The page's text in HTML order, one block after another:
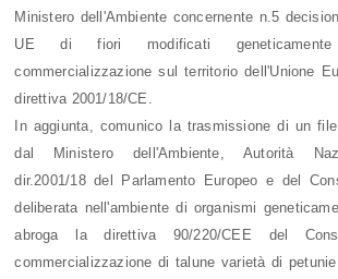
Ministero dell'Ambiente concernente n.5
UE di fiori modificati
commercializzazione sul territorio dell'Unione
direttiva 2001/18/CE.
In aggiunta, comunico la trasmissione di un
dal Ministero dell'Ambiente, Autorità
dir.2001/18 del Parlamento Europeo e del
deliberata nell'ambiente di organismi
abroga la direttiva 90/220/CEE del
commercializzazione di talune varietà di